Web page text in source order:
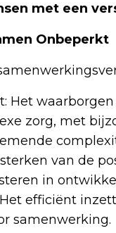
met een
Onbeperkt
Het
zorg, met
van de
in
efficiënt
samenwerking.